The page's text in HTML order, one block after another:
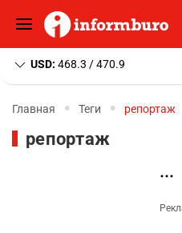
USD: 468.3 / 470.9
Главная Теги репортаж
репортаж